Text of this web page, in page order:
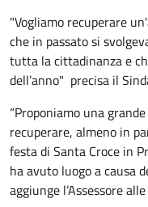
"Vogliamo recuperare
che in passato si
tutta la cittadinanza e
dell’anno" precisa il
“Proponiamo una
recuperare, almeno in
festa di Santa Croce in
ha avuto luogo a causa
aggiunge l’Assessore